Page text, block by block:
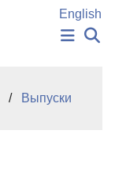
English
Выпуски